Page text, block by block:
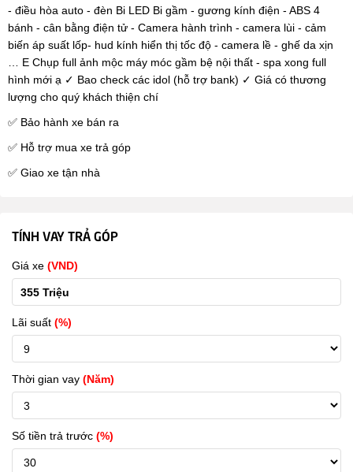
- điều hòa auto - đèn Bi LED Bi gầm - gương kính điện - ABS 4
bánh - cân bằng điện tử - Camera hành trình - camera lùi - cảm
biến áp suất lốp- hud kính hiển thị tốc độ - camera lề - ghế da xịn
… E Chụp full ảnh mộc máy móc gầm bệ nội thất - spa xong full
hình mới ạ ✓ Bao check các idol (hỗ trợ bank) ✓ Giá có thương
lượng cho quý khách thiện chí
✅ Bảo hành xe bán ra
✅ Hỗ trợ mua xe trả góp
✅ Giao xe tận nhà
TÍNH VAY TRẢ GÓP
Giá xe (VND)
Lãi suất (%)
Thời gian vay (Năm)
Số tiền trả trước (%)